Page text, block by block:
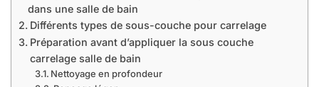
dans une salle de bain
Différents types de sous-couche pour carrelage
Préparation avant d’appliquer la sous couche
carrelage salle de bain
Nettoyage en profondeur